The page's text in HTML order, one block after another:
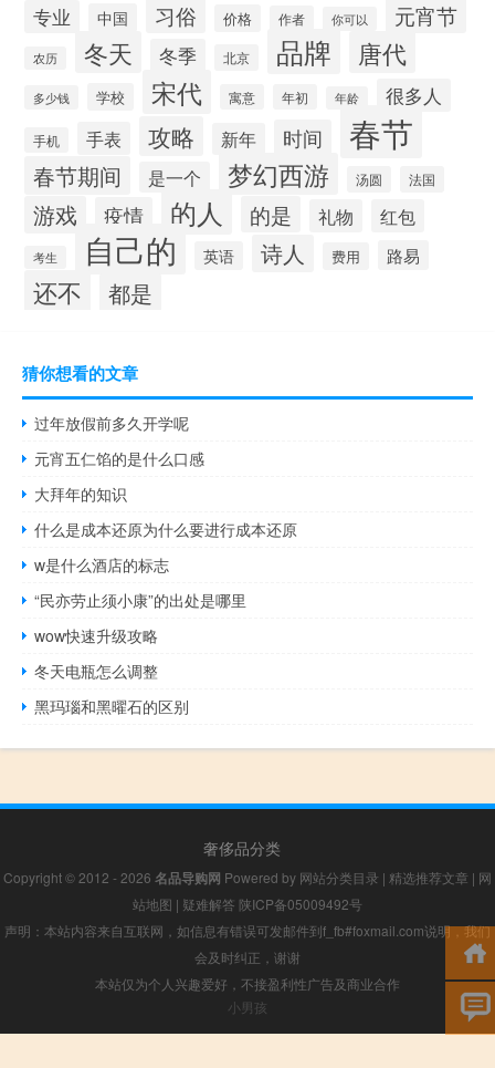
专业 中国 习俗 价格 作者 你可以 元宵节
农历 冬天 冬季 北京 品牌 唐代
多少钱 学校 宋代 寓意 年初 年龄 很多人
手机 手表 攻略 新年 时间 春节
春节期间 是一个 梦幻西游 汤圆 法国
游戏 疫情 的人 的是 礼物 红包
考生 自己的 英语 诗人 费用 路易
还不 都是
猜你想看的文章
过年放假前多久开学呢
元宵五仁馅的是什么口感
大拜年的知识
什么是成本还原为什么要进行成本还原
w是什么酒店的标志
“民亦劳止须小康”的出处是哪里
wow快速升级攻略
冬天电瓶怎么调整
黑玛瑙和黑曜石的区别
奢侈品分类
Copyright © 2012 - 2026 名品导购网 Powered by 网站分类目录 | 精选推荐文章 | 网
站地图 | 疑难解答 陕ICP备05009492号
声明：本站内容来自互联网，如信息有错误可发邮件到f_fb#foxmail.com说明，我们
会及时纠正，谢谢
本站仅为个人兴趣爱好，不接盈利性广告及商业合作
小男孩